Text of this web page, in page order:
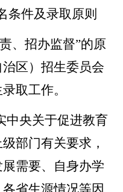
条件及录取原则
、招办监督”的原
区）招生委员会
取工作。
中央关于促进教育
部门有关要求，
需要、自身办学
省生源情况等因